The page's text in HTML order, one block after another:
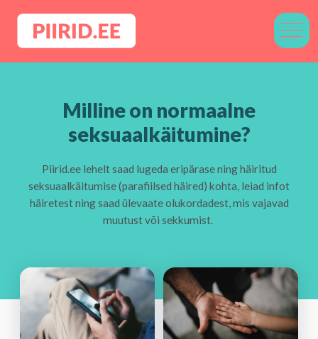
Milline on normaalne
seksuaalkäitumine?
Piirid.ee leheltsaad lugeda eripärase ning häiritud
seksuaalkäitumise (parafiilsed häired) kohta, leiad infot
häiretest ning saad ülevaate olukordadest, mis vajavad
muutust või sekkumist.